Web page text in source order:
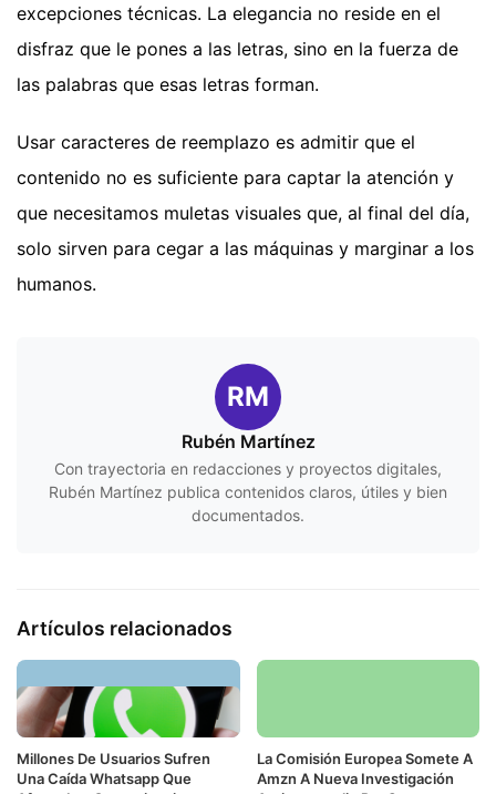
excepciones técnicas. La elegancia no reside en el
disfraz que le pones a las letras, sino en la fuerza de
las palabras que esas letras forman.
Usar caracteres de reemplazo es admitir que el
contenido no es suficiente para captar la atención y
que necesitamos muletas visuales que, al final del día,
solo sirven para cegar a las máquinas y marginar a los
humanos.
RM
Rubén Martínez
Con trayectoria en redacciones y proyectos digitales,
Rubén Martínez publica contenidos claros, útiles y bien
documentados.
Artículos relacionados
Millones De Usuarios Sufren
Una Caída Whatsapp Que
La Comisión Europea Somete A
Amzn A Nueva Investigación